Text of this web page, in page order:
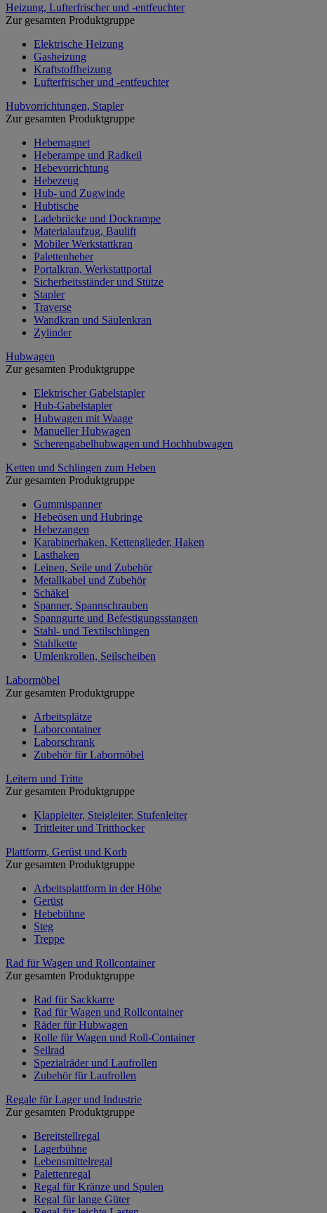
Heizung, Lufterfrischer und -entfeuchter
Zur gesamten Produktgruppe
Elektrische Heizung
Gasheizung
Kraftstoffheizung
Lufterfrischer und -entfeuchter
Hubvorrichtungen, Stapler
Zur gesamten Produktgruppe
Hebemagnet
Heberampe und Radkeil
Hebevorrichtung
Hebezeug
Hub- und Zugwinde
Hubtische
Ladebrücke und Dockrampe
Materialaufzug, Baulift
Mobiler Werkstattkran
Palettenheber
Portalkran, Werkstattportal
Sicherheitsständer und Stütze
Stapler
Traverse
Wandkran und Säulenkran
Zylinder
Hubwagen
Zur gesamten Produktgruppe
Elektrischer Gabelstapler
Hub-Gabelstapler
Hubwagen mit Waage
Manueller Hubwagen
Scherengabelhubwagen und Hochhubwagen
Ketten und Schlingen zum Heben
Zur gesamten Produktgruppe
Gummispanner
Hebeösen und Hubringe
Hebezangen
Karabinerhaken, Kettenglieder, Haken
Lasthaken
Leinen, Seile und Zubehör
Metallkabel und Zubehör
Schäkel
Spanner, Spannschrauben
Spanngurte und Befestigungsstangen
Stahl- und Textilschlingen
Stahlkette
Umlenkrollen, Seilscheiben
Labormöbel
Zur gesamten Produktgruppe
Arbeitsplätze
Laborcontainer
Laborschrank
Zubehör für Labormöbel
Leitern und Tritte
Zur gesamten Produktgruppe
Klappleiter, Steigleiter, Stufenleiter
Trittleiter und Tritthocker
Plattform, Gerüst und Korb
Zur gesamten Produktgruppe
Arbeitsplattform in der Höhe
Gerüst
Hebebühne
Steg
Treppe
Rad für Wagen und Rollcontainer
Zur gesamten Produktgruppe
Rad für Sackkarre
Rad für Wagen und Rollcontainer
Räder für Hubwagen
Rolle für Wagen und Roll-Container
Seilrad
Spezialräder und Laufrollen
Zubehör für Laufrollen
Regale für Lager und Industrie
Zur gesamten Produktgruppe
Bereitstellregal
Lagerbühne
Lebensmittelregal
Palettenregal
Regal für Kränze und Spulen
Regal für lange Güter